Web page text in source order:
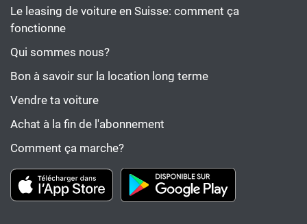
Le leasing de voiture en Suisse: comment ça
fonctionne
Qui sommes nous?
Bon à savoir sur la location long terme
Vendre ta voiture
Achat à la fin de l'abonnement
Comment ça marche?